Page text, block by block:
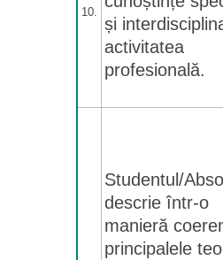
10.
și
activitatea
profesională.
Studentul/
descrie într-o
manieră
principalele